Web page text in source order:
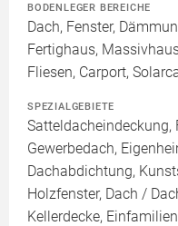
BODENLEGER BEREICHE
Dach, Fenster,
Fertighaus,
Fliesen, Carport,
SPEZIALGEBIETE
Satteldacheindeckung,
Gewerbedach,
Dachabdichtung,
Holzfenster, Dach /
Kellerdecke,